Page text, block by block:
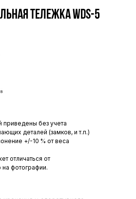
тележка WDS-5
приведены без учета
деталей (замков, и т.п.)
+/-10 % от веса
отличаться от
на фотографии.